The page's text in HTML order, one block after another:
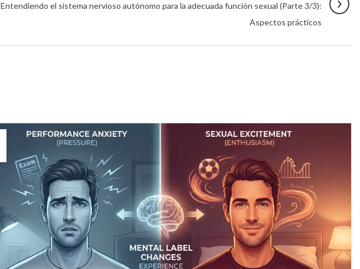
Entendiendo el sistema nervioso autónomo para la adecuada función sexual (Parte 3/3):
Aspectos prácticos